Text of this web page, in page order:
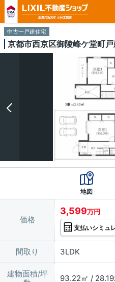
中古一戸建住宅
京都市西京区御陵峰ケ堂町
地図
価格
3,599万円
支払いシミュ
間取り 3LDK
建物面積/坪
93.22㎡ /